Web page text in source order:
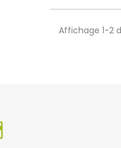
Affichage 1-2